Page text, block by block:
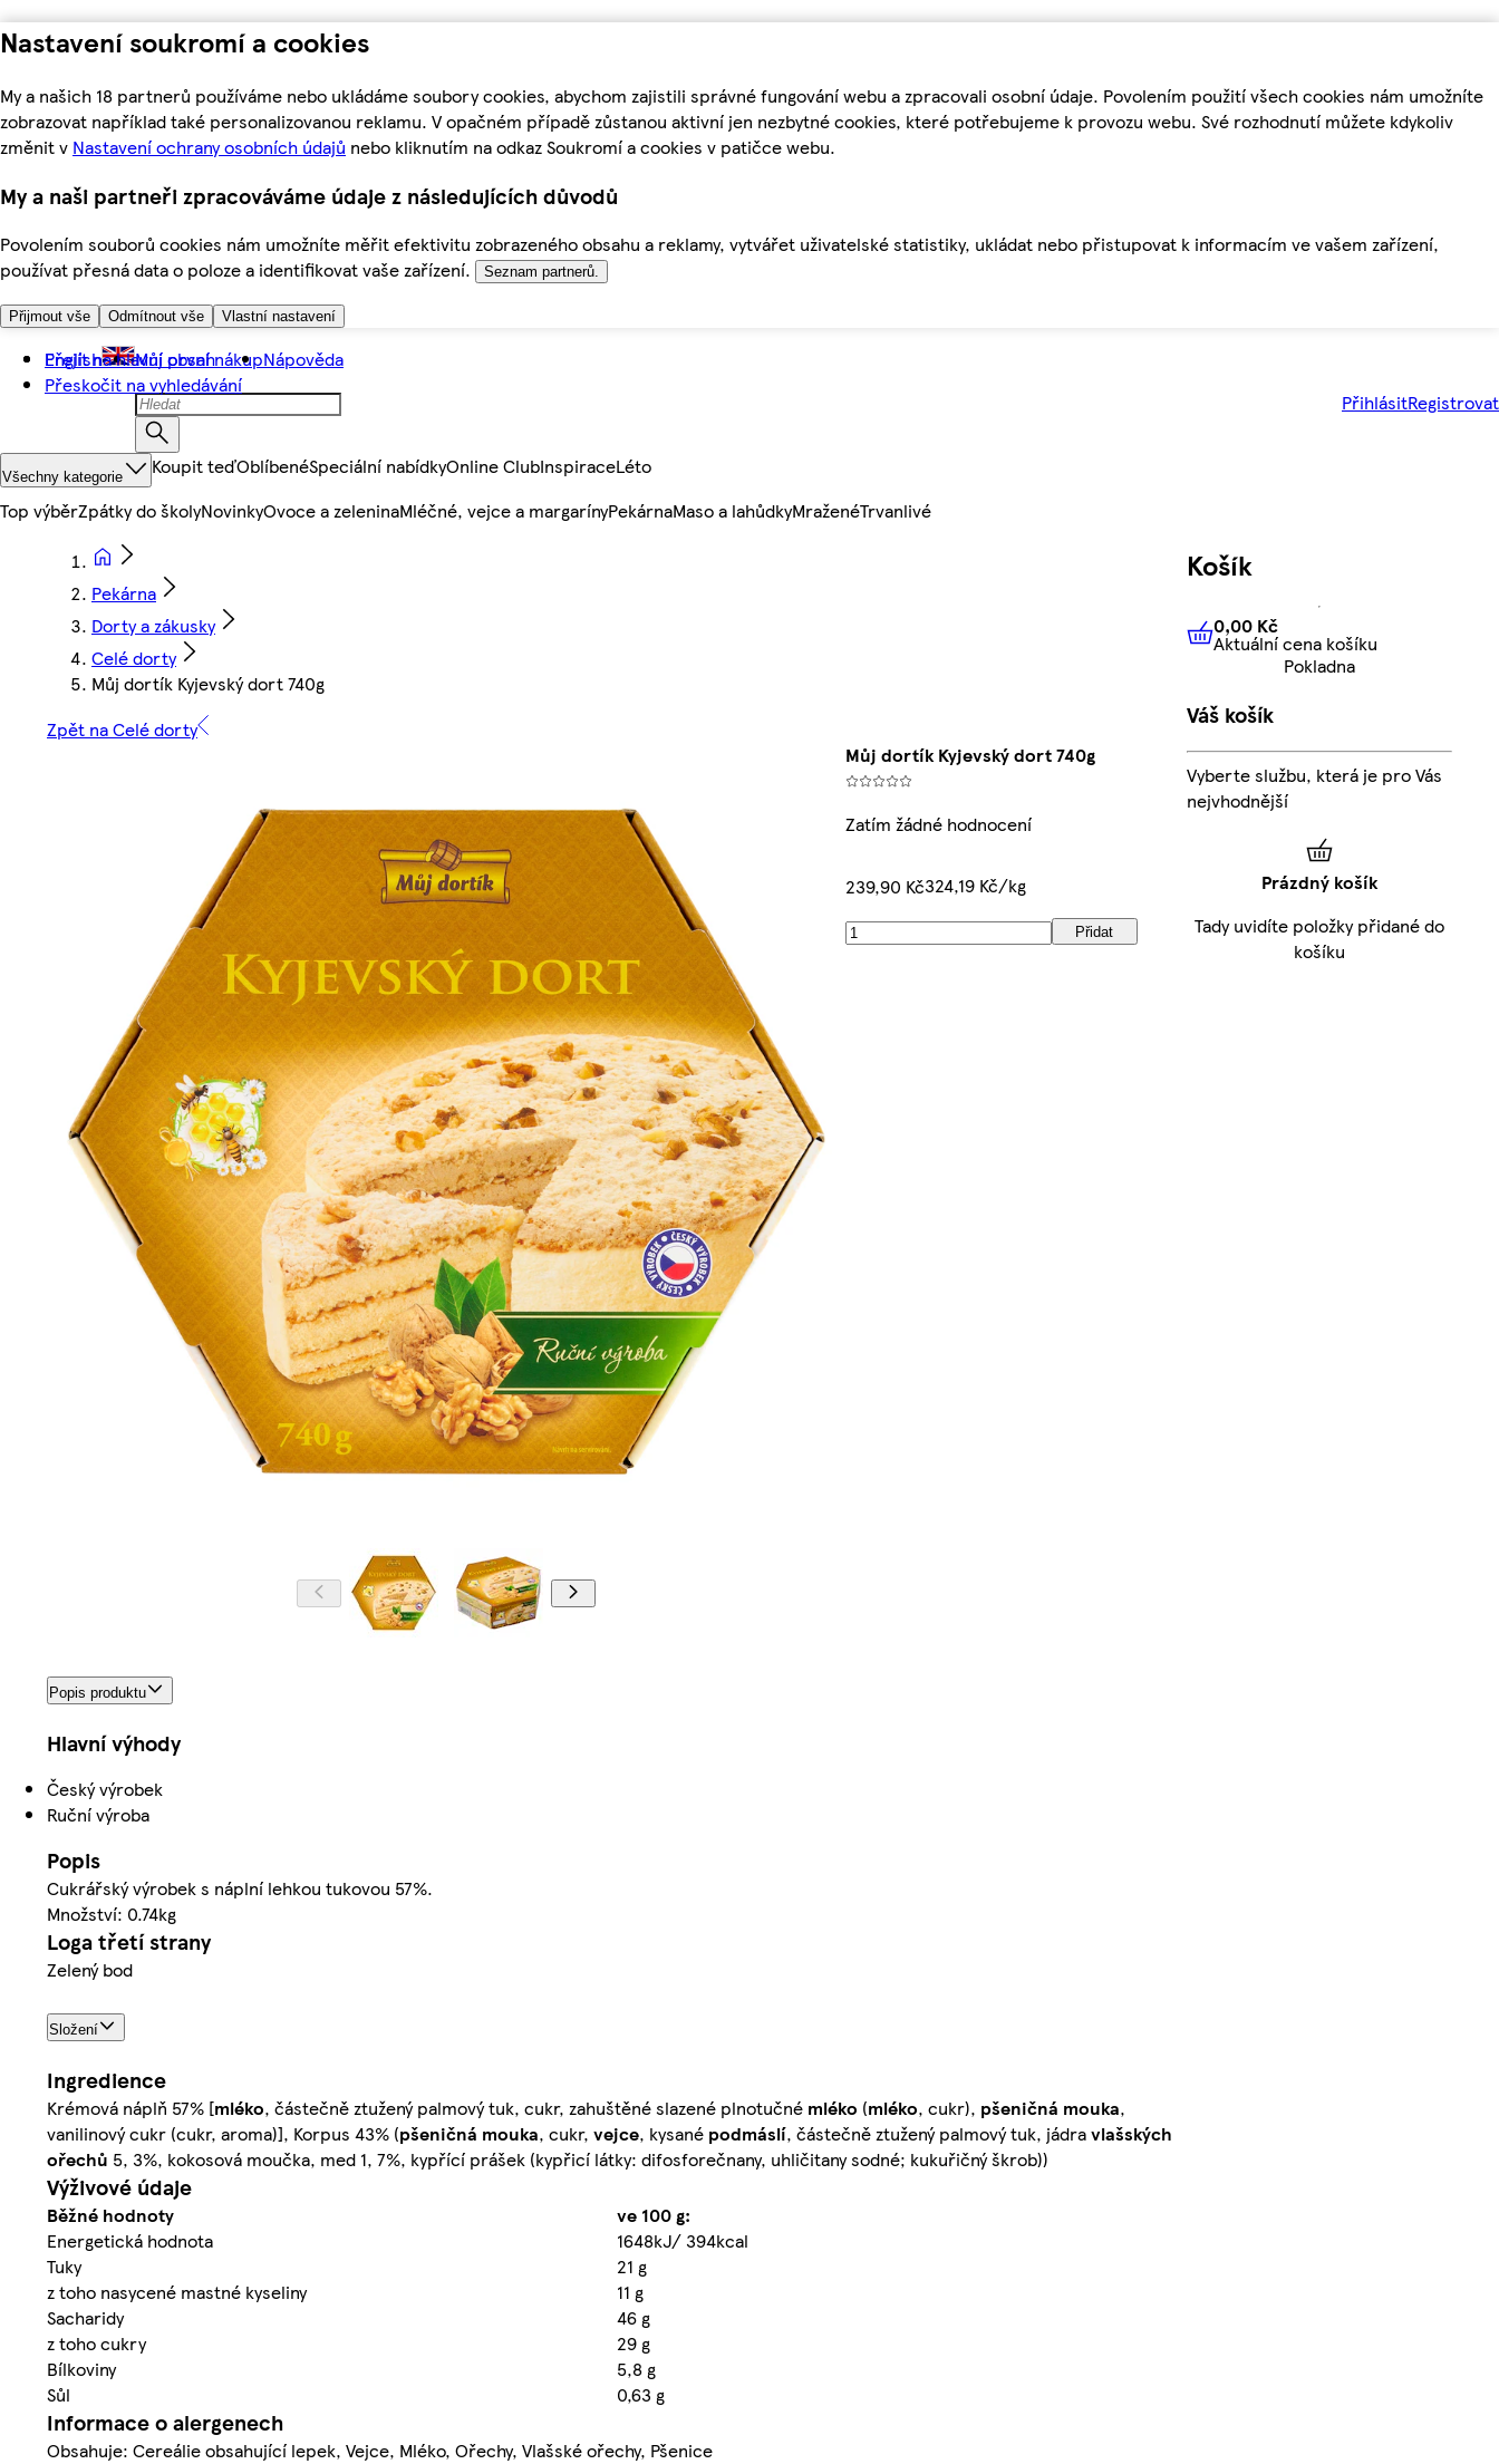
Nastavení soukromí a cookies
My a našich 18 partnerů používáme nebo ukládáme soubory cookies, abychom zajistili správné fungování webu a zpracovali osobní údaje. Povolením použití všech cookies nám umožníte
zobrazovat například také personalizovanou reklamu. V opačném případě zůstanou aktivní jen nezbytné cookies, které potřebujeme k provozu webu. Své rozhodnutí můžete kdykoliv
změnit v Nastavení ochrany osobních údajů nebo kliknutím na odkaz Soukromí a cookies v patičce webu.
My a naši partneři zpracováváme údaje z následujících důvodů
Povolením souborů cookies nám umožníte měřit efektivitu zobrazeného obsahu a reklamy, vytvářet uživatelské statistiky, ukládat nebo přistupovat k informacím ve vašem zařízení,
používat přesná data o poloze a identifikovat vaše zařízení.
Seznam partnerů.
Přijmout vše Odmítnout vše Vlastní nastavení
Přejít na hlavní obsah
Přeskočit na vyhledávání
English Můj první nákupNápověda
PřihlásitRegistrovat
Všechny kategorie Koupit teďOblíbenéSpeciální nabídkyOnline ClubInspiraceLéto
Top výběrZpátky do školyNovinkyOvoce a zeleninaMléčné, vejce a margarínyPekárnaMaso a lahůdkyMraženéTrvanlivé
Pekárna
Dorty a zákusky
Celé dorty
Můj dortík Kyjevský dort 740g
Zpět na Celé dorty
Můj dortík Kyjevský dort 740g
Zatím žádné hodnocení
239,90 Kč324,19 Kč/kg
Přidat
Popis produktu
Hlavní výhody
Český výrobek
Ruční výroba
Popis
Cukrářský výrobek s náplní lehkou tukovou 57%.
Množství: 0.74kg
Loga třetí strany
Zelený bod
Složení
Ingredience
Krémová náplň 57% [mléko, částečně ztužený palmový tuk, cukr, zahuštěné slazené plnotučné mléko (mléko, cukr), pšeničná mouka,
vanilinový cukr (cukr, aroma)], Korpus 43% (pšeničná mouka, cukr, vejce, kysané podmáslí, částečně ztužený palmový tuk, jádravlašských
ořechů 5, 3%, kokosová moučka, med 1, 7%, kypřící prášek (kypřicí látky: difosforečnany, uhličitany sodné; kukuřičný škrob))
Výživové údaje
Běžné hodnoty
ve 100 g:
Energetická hodnota
1648kJ/ 394kcal
Tuky
21 g
z toho nasycené mastné kyseliny
11 g
Sacharidy
46 g
z toho cukry
29 g
Bílkoviny
5,8 g
Sůl
0,63 g
Informace o alergenech
Obsahuje: Cereálie obsahující lepek, Vejce, Mléko, Ořechy, Vlašské ořechy, Pšenice
Košík
0,00 KčAktuální cena košíku
0,00 Kč
Aktuální cena košíku
Pokladna
Váš košík
Vyberte službu, která je pro Vás
nejvhodnější
Prázdný košík
Tady uvidíte položky přidané do
košíku